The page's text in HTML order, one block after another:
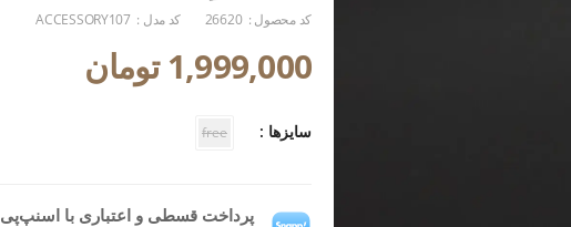
کد محصول : 26620 کد مدل : ACCESSORY107
1,999,000 تومان
سایزها : free
پرداخت قسطی و اعتباری با اسنپ‌پی